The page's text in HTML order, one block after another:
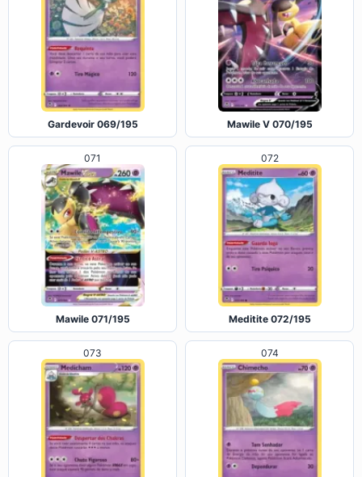
Gardevoir 069/195 Mawile V 070/195
071
Mawile 071/195
072
Meditite 072/195
073 074